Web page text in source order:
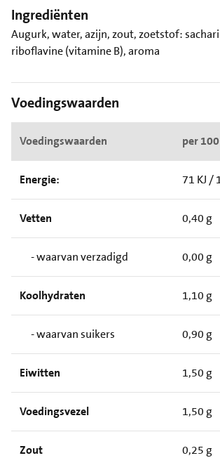
Ingrediënten
Augurk, water, azijn, zout, zoetstof:
riboflavine (vitamine B), aroma
Voedingswaarden
Voedingswaarden per
Energie: 71 KJ /
Vetten 0,40 g
- waarvan verzadigd 0,00 g
Koolhydraten 1,10 g
- waarvan suikers 0,90 g
Eiwitten 1,50 g
Voedingsvezel 1,50 g
Zout 0,25 g